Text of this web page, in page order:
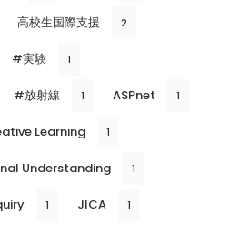
高校生国際支援 2
#実験 1
#放射線 1 ASPnet 1
Learning 1
Understanding 1
1 JICA 1